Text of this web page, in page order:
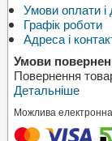
Умови оплати і
Графік роботи
Адреса і
Умови
Повернення
Детальніше
Можлива